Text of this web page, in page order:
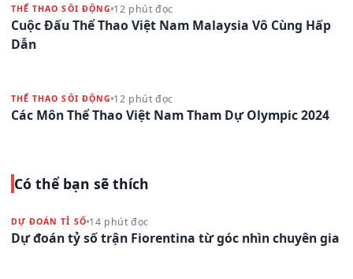
THỂ THAO SÔI ĐỘNG 12 phút đọc
Cuộc Đấu Thể Thao Việt Nam Malaysia Vô Cùng Hấp
Dẫn
THỂ THAO SÔI ĐỘNG 12 phút đọc
Các Môn Thể Thao Việt Nam Tham Dự Olympic 2024
Có thể bạn sẽ thích
DỰ ĐOÁN TỈ SỐ 14 phút đọc
Dự đoán tỷ số trận Fiorentina từ góc nhìn chuyên gia